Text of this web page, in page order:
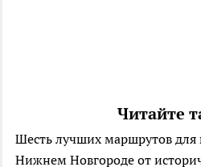
Читайте
Шесть лучших маршрутов для
Нижнем Новгороде от